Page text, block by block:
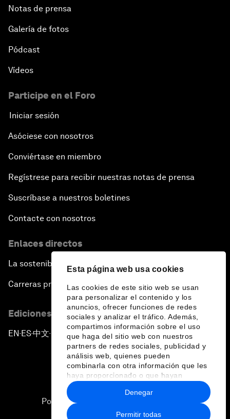
Esta página web usa cookies
Las cookies de este sitio web se usan
para personalizar el contenido y los
anuncios, ofrecer funciones de redes
sociales y analizar el tráfico. Además,
compartimos información sobre el uso
que haga del sitio web con nuestros
partners de redes sociales, publicidad y
análisis web, quienes pueden
combinarla con otra información que les
haya proporcionado o que hayan
recopilado a partir del uso que haya
hecho de sus servicios.
Permitir todas
Denegar
Notas de prensa
Galería de fotos
Pódcast
Vídeos
Participe en el Foro
Iniciar sesión
Asóciese con nosotros
Conviértase en miembro
Regístrese para recibir nuestras notas de prensa
Suscríbase a nuestros boletines
Contacte con nosotros
Enlaces directos
La sostenibilidad en el Foro
Carreras profesionales
Ediciones en otros idiomas
EN ▪ ES▪中文▪ 日本語
Política de privacidad y normas de uso